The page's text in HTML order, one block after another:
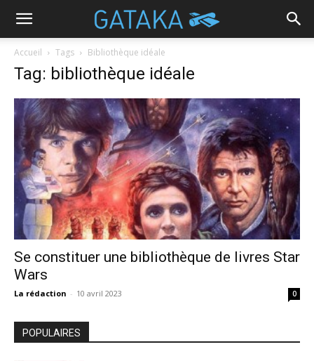
Accueil Tags Bibliothèque idéale
Tag: bibliothèque idéale
Se constituer une bibliothèque de livres Star
Wars
La rédaction - 10 avril 2023 0
POPULAIRES